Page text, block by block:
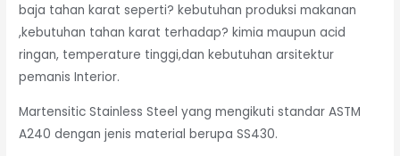
baja tahan karat seperti? kebutuhan produksi makanan
,kebutuhan tahan karat terhadap? kimia maupun acid
ringan, temperature tinggi,dan kebutuhan arsitektur
pemanis Interior.
Martensitic Stainless Steel yang mengikuti standar ASTM
A240 dengan jenis material berupa SS430.